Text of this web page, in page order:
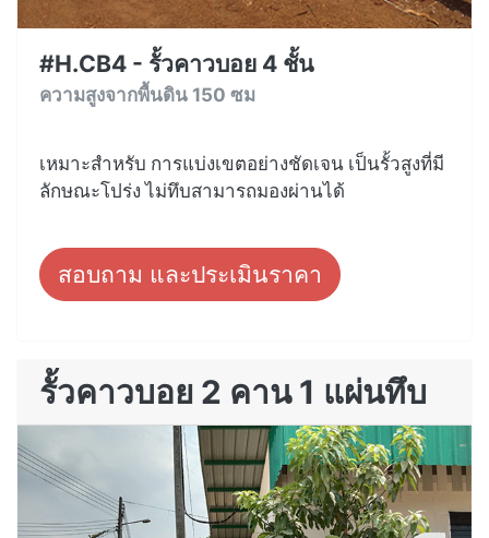
#H.CB4 - รั้วคาวบอย 4 ชั้น
ความสูงจากพื้นดิน 150 ซม
เหมาะสำหรับ การแบ่งเขตอย่างชัดเจน เป็นรั้วสูงที่มี
ลักษณะโปร่ง ไม่ทึบสามารถมองผ่านได้
สอบถาม และประเมินราคา
รั้วคาวบอย 2 คาน 1 แผ่นทึบ